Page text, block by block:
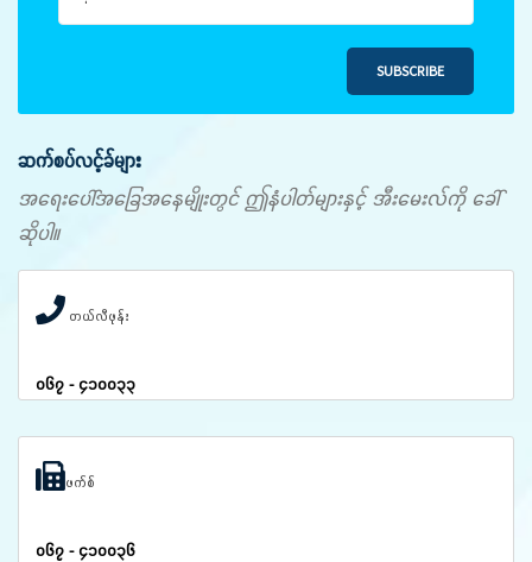
SUBSCRIBE
ဆက်စပ်လင့်ခ်များ
အရေးပေါ်အခြေအနေမျိုးတွင် ဤနံပါတ်များနှင့် အီးမေးလ်ကို ခေါ်
ဆိုပါ။
တယ်လီဖုန်း
၀၆၇ - ၄၁၀၀၃၃
ဖက်စ်
၀၆၇ - ၄၁၀၀၃၆